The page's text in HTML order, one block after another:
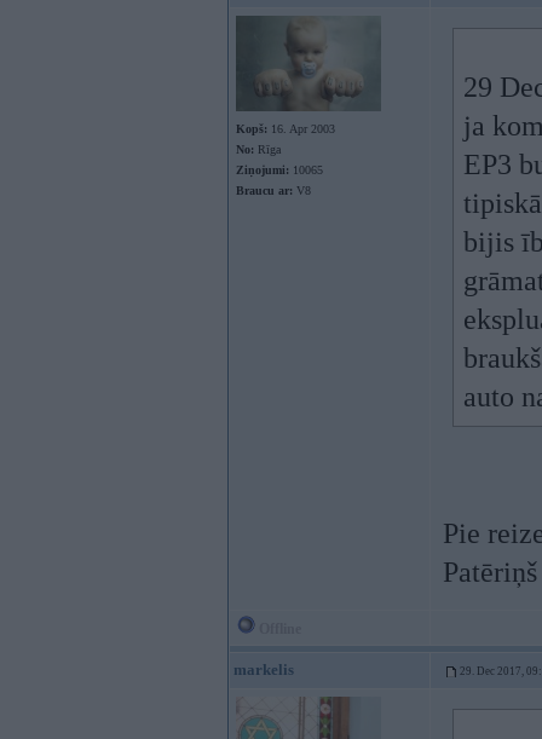
Kopš: 16. Apr 2003
No: Rīga
Ziņojumi: 10065
Braucu ar: V8
29
ja
EP3
bijis
auto
Pie
markelis 29. Dec 2017,